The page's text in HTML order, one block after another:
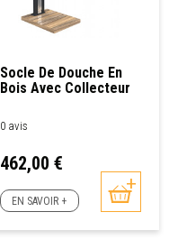
Socle De Douche En
Bois Avec Collecteur
0 avis
Prix
462,00 €
EN SAVOIR +